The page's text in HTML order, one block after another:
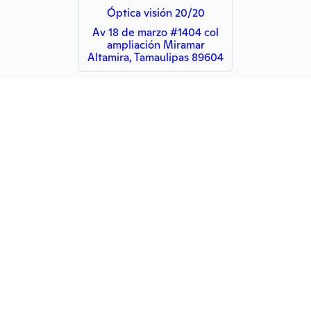
Óptica visión 20/20
Av 18 de marzo #1404 col
ampliación Miramar
Altamira, Tamaulipas 89604